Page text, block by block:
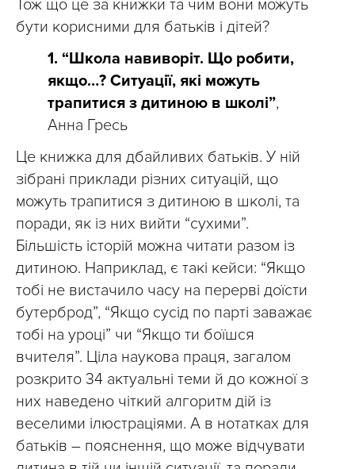
Тож що це за книжки та чим вони можуть
бути корисними для батьків і дітей?
1. “Школа навиворіт. Що робити,
якщо…? Ситуації, які можуть
трапитися з дитиною в школі”,
Анна Гресь
Це книжка для дбайливих батьків. У ній
зібрані приклади різних ситуацій, що
можуть трапитися з дитиною в школі, та
поради, як із них вийти “сухими”.
Більшість історій можна читати разом із
дитиною. Наприклад, є такі кейси: “Якщо
тобі не вистачило часу на перерві доїсти
бутерброд”, “Якщо сусід по парті заважає
тобі на уроці” чи “Якщо ти боїшся
вчителя”. Ціла наукова праця, загалом
розкрито 34 актуальні теми й до кожної з
них наведено чіткий алгоритм дій із
веселими ілюстраціями. А в нотатках для
батьків – пояснення, що може відчувати